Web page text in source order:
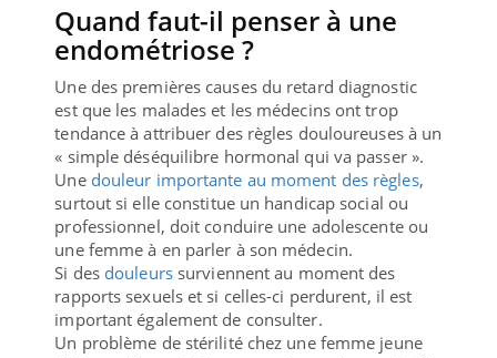
Quand faut-il penser à une
endométriose ?
Une des premières causes du retard diagnostic
est que les malades et les médecins ont trop
tendance à attribuer des règles douloureuses à un
« simple déséquilibre hormonal qui va passer ».
Une douleur importante au moment des règles,
surtout si elle constitue un handicap social ou
professionnel, doit conduire une adolescente ou
une femme à en parler à son médecin.
Si des douleurssurviennent au moment des
rapports sexuels et si celles-ci perdurent, il est
important également de consulter.
Un problème de stérilité chez une femme jeune